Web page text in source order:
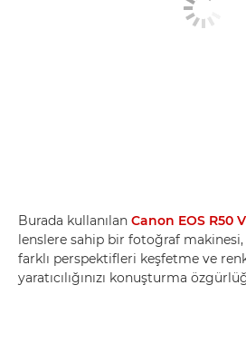
Burada kullanılan Canon EOS R50 V
lenslere sahip bir fotoğraf makinesi,
farklı perspektifleri keşfetme ve
yaratıcılığınızı konuşturma